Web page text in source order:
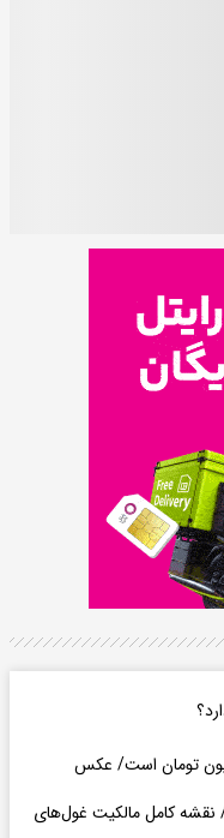
کامل مالکیت غول‌های